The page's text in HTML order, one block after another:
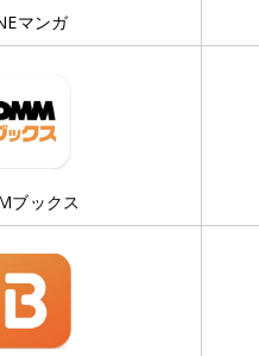
マンガ
ブックス